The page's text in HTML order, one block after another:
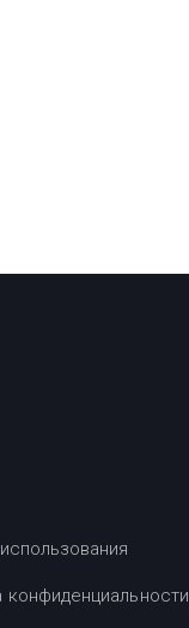
конфиденциальности